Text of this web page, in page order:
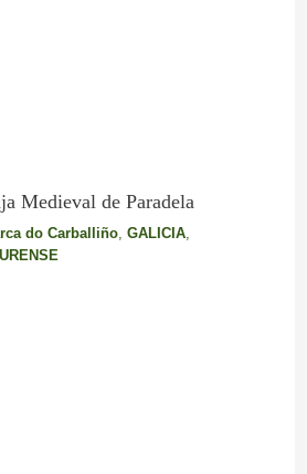
Medieval de Paradela
do Carballiño, GALICIA,